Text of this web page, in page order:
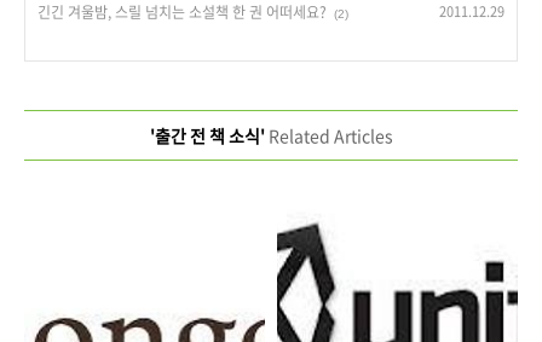
긴긴 겨울밤, 스릴 넘치는 소설책 한 권 어떠세요? (2) 2011.12.29
'출간 전 책 소식'Related Articles